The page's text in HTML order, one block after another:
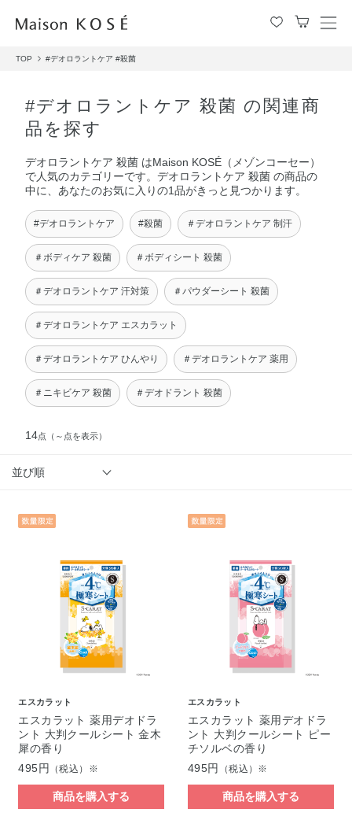
メ
TOP #デオロラントケア #殺菌
#デオロラントケア 殺菌 の関連商
品を探す
デオロラントケア 殺菌 はMaison KOSÉ（メゾンコーセー）
で人気のカテゴリーです。デオロラントケア 殺菌 の商品の
中に、あなたのお気に入りの1品がきっと見つかります。
#デオロラントケア #殺菌 ＃デオロラントケア 制汗
＃ボディケア 殺菌 ＃ボディシート 殺菌
＃デオロラントケア 汗対策 ＃パウダーシート 殺菌
＃デオロラントケア エスカラット
＃デオロラントケア ひんやり ＃デオロラントケア 薬用
＃ニキビケア 殺菌 ＃デオドラント 殺菌
14点 （～点を表示）
並び順
エスカラット
エスカラット 薬用デオドラ
ント 大判クールシート 金木
犀の香り
495円
（税込）※
商品を購入する
エスカラット
エスカラット 薬用デオドラ
ント 大判クールシート ピー
チソルベの香り
495円
（税込）※
商品を購入する